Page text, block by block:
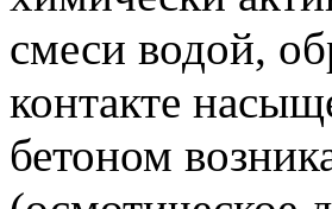
смеси водой,
контакте
бетоном